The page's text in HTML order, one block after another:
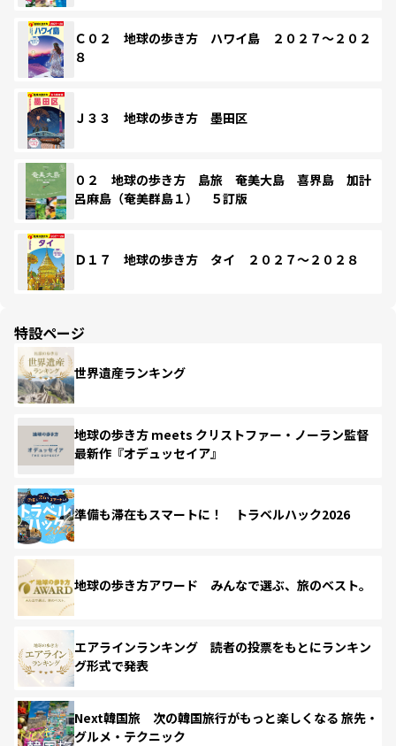
Ｃ０２ 地球の歩き方 ハワイ島 ２０２７～２０２
８
Ｊ３３ 地球の歩き方 墨田区
０２ 地球の歩き方 島旅 奄美大島 喜界島 加計
呂麻島（奄美群島１） ５訂版
Ｄ１７ 地球の歩き方 タイ ２０２７～２０２８
特設ページ
世界遺産ランキング
地球の歩き方 meets クリストファー・ノーラン監督
最新作『オデュッセイア』
準備も滞在もスマートに！ トラベルハック2026
地球の歩き方アワード みんなで選ぶ、旅のベスト。
エアラインランキング 読者の投票をもとにランキン
グ形式で発表
Next韓国旅 次の韓国旅行がもっと楽しくなる 旅先・
グルメ・テクニック